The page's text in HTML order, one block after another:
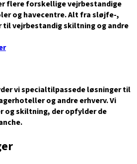
flere forskellige vejrbestandige
og havecentre. Alt fra sløjfe-,
vejrbestandig skiltning og andre
vi specialtilpassede løsninger til
og andre erhverv. Vi
skiltning, der opfylder de